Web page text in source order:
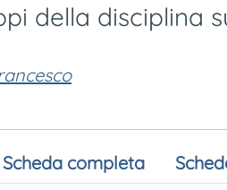
della disciplina
Scheda completa